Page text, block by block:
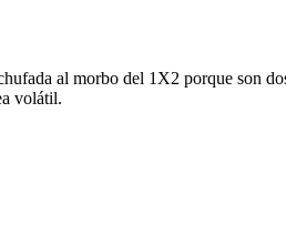
al morbo del 1X2 porque son
volátil.